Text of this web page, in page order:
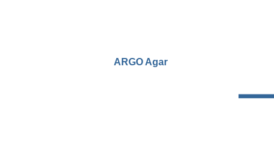
ARGO Agar